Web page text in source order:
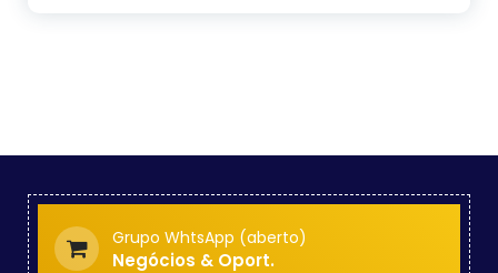
Grupo WhtsApp (aberto)
Negócios & Oport.